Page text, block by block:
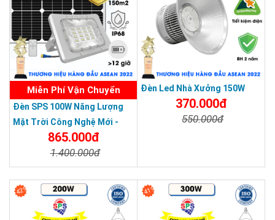
Miễn Phí Vận Chuyển
Đèn SPS 100W Năng Lượng
Mặt Trời Công Nghệ Mới -
Bảo Hành 3 Năm
865.000đ
1.400.000đ
Đèn Led Nhà Xưởng 150W
370.000đ
550.000đ
42% 41%